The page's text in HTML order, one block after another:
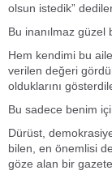
olsun istedik”
Bu inanılmaz güzel
Hem kendimi bu
verilen değeri
olduklarını
Bu sadece benim
Dürüst,
bilen, en önemlisi
göze alan bir